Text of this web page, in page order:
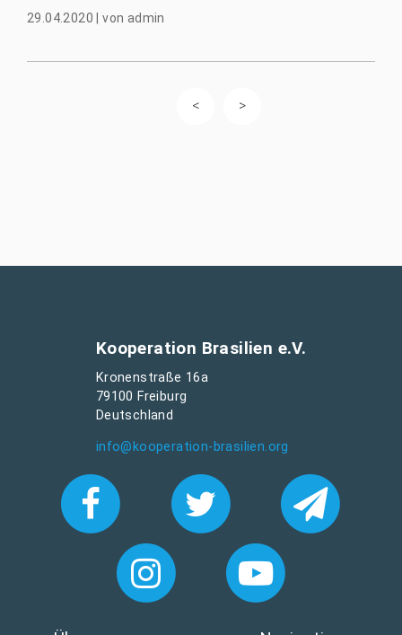
29.04.2020 |von admin
Kooperation Brasilien e.V.
Kronenstraße 16a
79100 Freiburg
Deutschland
info@kooperation-brasilien.org